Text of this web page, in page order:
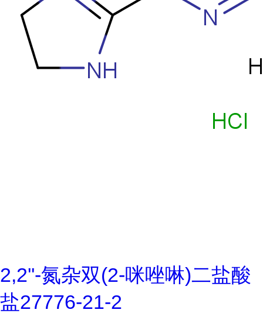
2,2''-氮杂双(2-咪唑啉)二盐酸
盐27776-21-2